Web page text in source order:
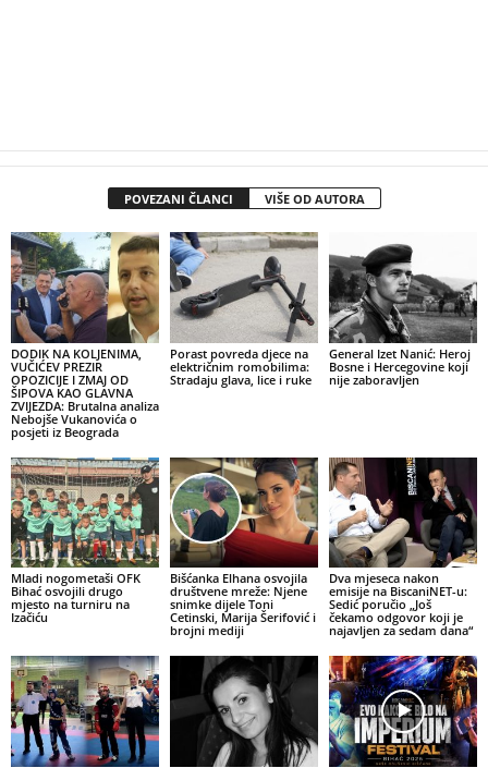
POVEZANI ČLANCI VIŠE OD AUTORA
DODIK NA KOLJENIMA,
VUČIĆEV PREZIR
OPOZICIJE I ZMAJ OD
ŠIPOVA KAO GLAVNA
ZVIJEZDA: Brutalna analiza
Nebojše Vukanovića o
posjeti iz Beograda
Porast povreda djece na
električnim romobilima:
Stradaju glava, lice i ruke
General Izet Nanić: Heroj
Bosne i Hercegovine koji
nije zaboravljen
Mladi nogometaši OFK
Bihać osvojili drugo
mjesto na turniru na
Izačiću
Bišćanka Elhana osvojila
društvene mreže: Njene
snimke dijele Toni
Cetinski, Marija Šerifović i
brojni mediji
Dva mjeseca nakon
emisije na BiscaniNET-u:
Sedić poručio „Još
čekamo odgovor koji je
najavljen za sedam dana“